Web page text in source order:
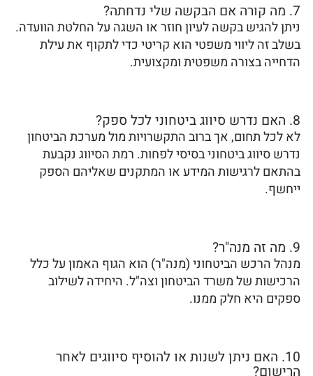
7. מה קורה אם הבקשה שלי נדחתה?
ניתן להגיש בקשה לעיון חוזר או השגה על החלטת הוועדה.
בשלב זה ליווי משפטי הוא קריטי כדי לתקוף את עילת
הדחייה בצורה משפטית ומקצועית.
8. האם נדרש סיווג ביטחוני לכל ספק?
לא לכל תחום, אך ברוב התקשרויות מול מערכת הביטחון
נדרש סיווג ביטחוני בסיסי לפחות. רמת הסיווג נקבעת
בהתאם לרגישות המידע או המתקנים שאליהם הספק
ייחשף.
9. מה זה מנה"ר?
מנהל הרכש הביטחוני (מנה"ר) הוא הגוף האמון על כלל
הרכישות של משרד הביטחון וצה"ל. היחידה לשילוב
ספקים היא חלק ממנו.
10. האם ניתן לשנות או להוסיף סיווגים לאחר
הרישום?